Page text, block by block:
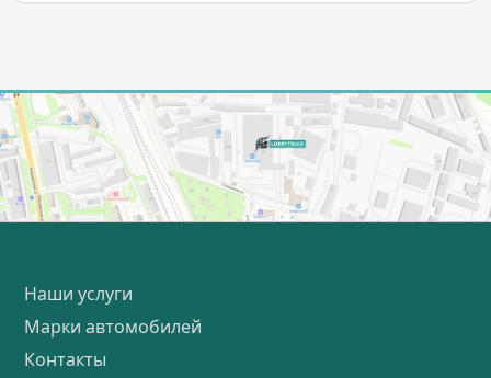
Наши услуги
Марки автомобилей
Контакты